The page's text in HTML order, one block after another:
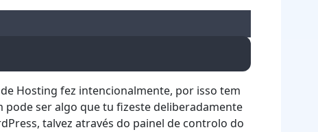
Hosting fez intencionalmente, por isso tem
ser algo que tu fizeste deliberadamente
talvez através do painel de controlo do